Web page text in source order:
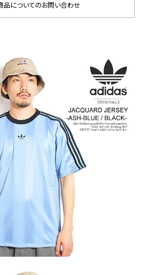
品についてのお問い合わせ